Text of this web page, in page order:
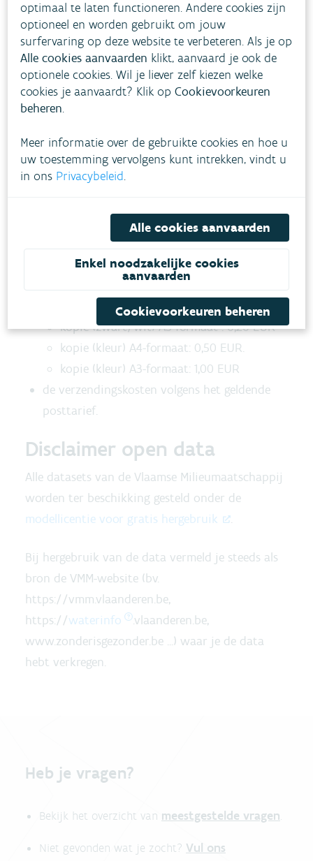
De Vlaamse Milieumaatschappij is niet
verantwoordelijk voor de meningen geuit door
anderen dan haar personeelsleden in
discussiegroepen, informatiegroepen, forums en
dergelijke.
Als je een afschrift wenst van de rapporten of
andere informatie ter beschikking op deze
website op een papieren drager, kan je dit
Je betaalt daarvoor een retributie
volgens deze
tarieven:
de kost voor het verschaffen van de kopie:
kopie (zwart/wit) A4-formaat : 0,10 EUR
kopie (zwart/wit) A3-formaat : 0,20 EUR
kopie (kleur) A4-formaat: 0,50 EUR.
kopie (kleur) A3-formaat: 1,00 EUR
de verzendingskosten volgens het geldende
posttarief.
Disclaimer open data
Alle datasets van de Vlaamse Milieumaatschappij
worden ter beschikking gesteld onder de
modellicentie voor gratis hergebruik
.
Bij hergebruik van de data vermeld je steeds als
bron de VMM-website (bv.
https://vmm.vlaanderen.be,
https://waterinfo
.vlaanderen.be,
www.zonderisgezonder.be ...) waar je de data
hebt verkregen.
Heb je vragen?
Bekijk het overzicht van meestgestelde vragen.
Niet gevonden wat je zocht? Vul ons
optimaal te laten functioneren. Andere cookies zijn
optioneel en worden gebruikt om jouw
surfervaring op deze website te verbeteren. Als je op
Alle cookies aanvaarden klikt, aanvaard je ook de
optionele cookies. Wil je liever zelf kiezen welke
cookies je aanvaardt? Klik opCookievoorkeuren
beheren.
Meer informatie over de gebruikte cookies en hoe u
uw toestemming vervolgens kunt intrekken, vindt u
in ons Privacybeleid.
Alle cookies aanvaarden
Enkel noodzakelijke cookies
aanvaarden
Cookievoorkeuren beheren